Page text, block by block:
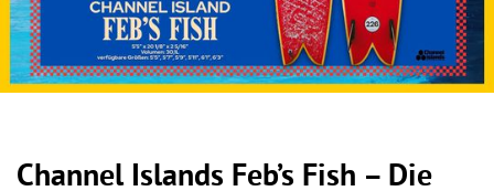
Channel Islands Feb’s Fish – Die